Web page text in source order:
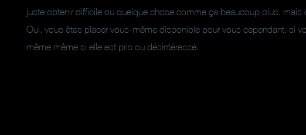
juste obtenir difficile ou quelque chose comme ça beaucoup plus, mais
Oui, vous êtes placer vous-même disponible pour vous cependant, si
même même si elle est pris ou désintéressé.